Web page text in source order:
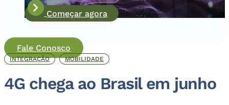
Começar agora
Fale Conosco
INTEGRAÇÃO MOBILIDADE
4G chega ao Brasil em junho